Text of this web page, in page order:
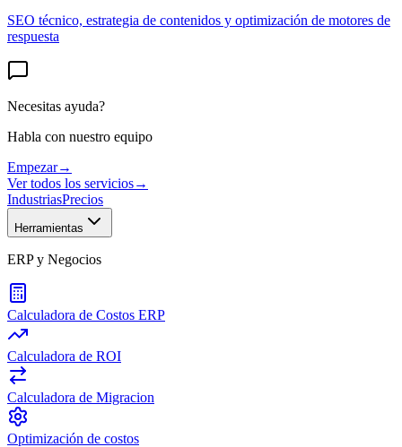
SEO técnico, estrategia de contenidos y optimización de motores de
respuesta
Necesitas ayuda?
Habla con nuestro equipo
Empezar→
Ver todos los servicios→
IndustriasPrecios
Herramientas
ERP y Negocios
Calculadora de Costos ERP
Calculadora de ROI
Calculadora de Migracion
Optimización de costos